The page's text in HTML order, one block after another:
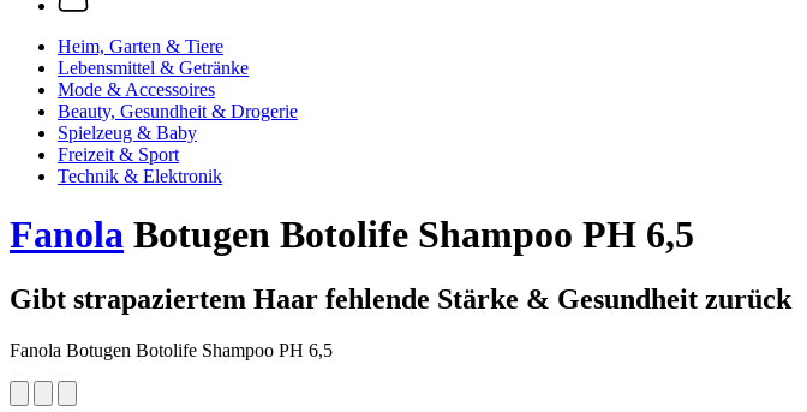
Heim, Garten & Tiere
Lebensmittel & Getränke
Mode & Accessoires
Beauty, Gesundheit & Drogerie
Spielzeug & Baby
Freizeit & Sport
Technik & Elektronik
Fanola Botugen Botolife Shampoo PH 6,5
Gibt strapaziertem Haar fehlende Stärke & Gesundheit zurück
Fanola Botugen Botolife Shampoo PH 6,5